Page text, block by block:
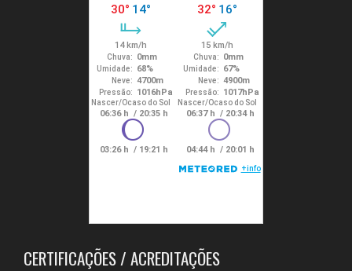
CERTIFICAÇÕES / ACREDITAÇÕES